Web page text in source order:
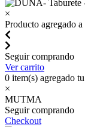
×
Producto agregado
Seguir comprando
Ver carrito
0 item(s) agregado
×
MUTMA
Seguir comprando
Checkout